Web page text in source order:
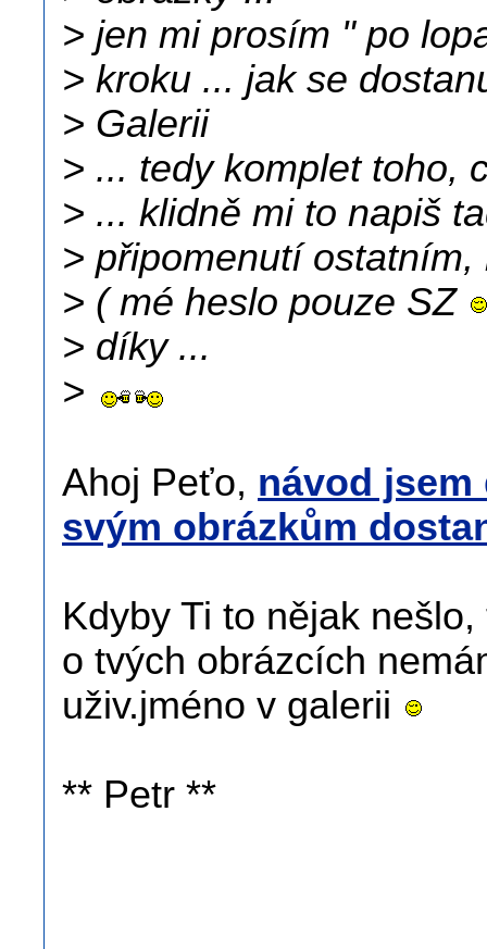
> jen mi prosím " po
> kroku ... jak se
> Galerii
> ... tedy komplet toho,
> ... klidně mi to napiš
> připomenutí
> ( mé heslo pouze SZ
> díky ...
>
Ahoj Peťo, návod
svým obrázkům
Kdyby Ti to nějak
o tvých obrázcích
uživ.jméno v galerii
** Petr **